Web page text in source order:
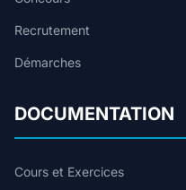
Recrutement
Démarches
DOCUMENTATION
Cours et Exercices